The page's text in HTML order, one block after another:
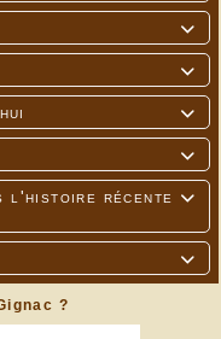





l'histoire récente

?